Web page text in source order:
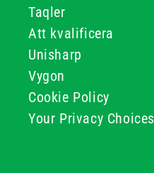
Taqler
Att kvalificera
Unisharp
Vygon
Cookie Policy
Your Privacy Choices